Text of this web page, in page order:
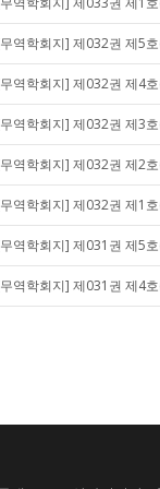
역학회지] 제032권 제5
역학회지] 제032권 제4
역학회지] 제032권 제3
역학회지] 제032권 제2
역학회지] 제032권 제1
역학회지] 제031권 제5
역학회지] 제031권 제4